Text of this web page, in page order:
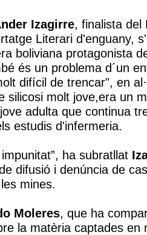
Izagirre, finalista del
Literari d'enguany,
boliviana protagonista
és un problema d´un
difícil de trencar", en
silicosi molt jove,era un
adulta que continua
estudis d'infermeria.
ha subratllat
difusió i denúncia de
mines.
Moleres, que ha
la matèria captades en